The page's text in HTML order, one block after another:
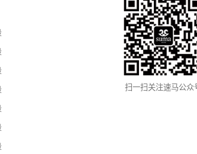
扫一扫关注速马公众